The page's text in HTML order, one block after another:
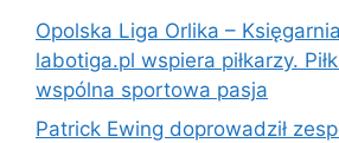
Opolska Liga Orlika –
labotiga.pl wspiera piłkarzy.
wspólna sportowa pasja
Patrick Ewing doprowadził